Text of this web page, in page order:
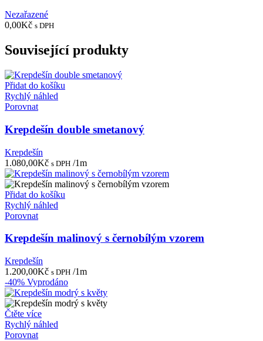
Nezařazené
0,00Kč s DPH
Související produkty
Přidat do košíku
Rychlý náhled
Porovnat
Krepdešín double smetanový
Krepdešín
1.080,00Kč s DPH /1m
Přidat do košíku
Rychlý náhled
Porovnat
Krepdešín malinový s černobílým vzorem
Krepdešín
1.200,00Kč s DPH /1m
-40% Vyprodáno
Čtěte více
Rychlý náhled
Porovnat